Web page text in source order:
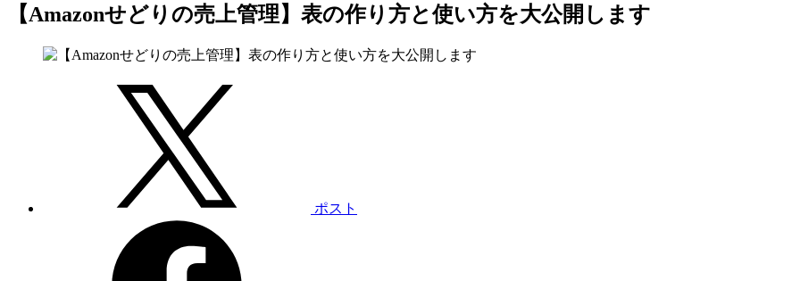
【Amazonせどりの売上管理】表の作り方と使い方を大公開します
ポスト